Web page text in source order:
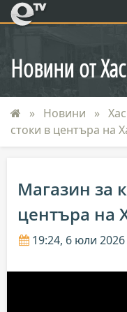
eTV
Новини от
Новини
стоки в центъра на
Магазин за
центъра на
19:24, 6 юли 2026